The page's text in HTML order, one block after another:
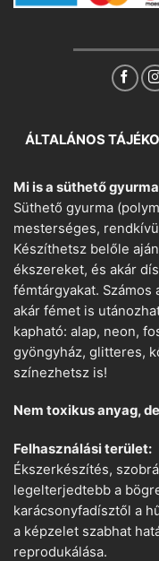
ÁLTALÁNOS
Mi is a süthető gyurma
Süthető gyurma
mesterséges,
Készíthetsz belőle
ékszereket, és akár
fémtárgyakat. Számos
akár fémet is
kapható: alap, neon,
gyöngyház, glitteres,
színezhetsz is!
Nem toxikus anyag,
Felhasználási terület:
Ékszerkészítés,
legelterjedtebb a
karácsonyfadísztől a
a képzelet szabhat
reprodukálása.